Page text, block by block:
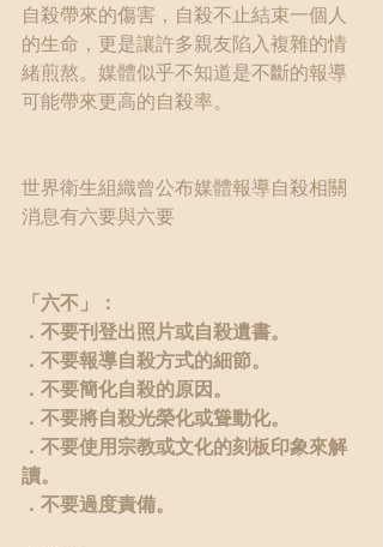
自殺帶來的傷害，自殺不止結束一個人
的生命，更是讓許多親友陷入複雜的情
緒煎熬。媒體似乎不知道是不斷的報導
可能帶來更高的自殺率。
世界衛生組織曾公布媒體報導自殺相關
消息有六要與六要
「六不」：
．不要刊登出照片或自殺遺書。
．不要報導自殺方式的細節。
．不要簡化自殺的原因。
．不要將自殺光榮化或聳動化。
．不要使用宗教或文化的刻板印象來解
讀。
．不要過度責備。